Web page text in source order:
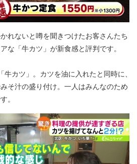
れないと噂を聞きつけたお客さんたち
な「牛カツ」が新食感と評判です。
カツ」。カツを油に入れたと同時に、
そ汁の盛り付け。一人はみんなのため
。